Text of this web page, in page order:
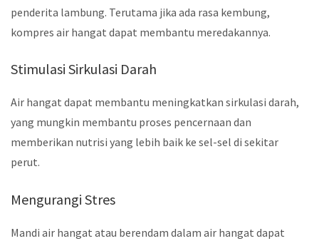
penderita lambung. Terutama jika ada rasa kembung,
kompres air hangat dapat membantu meredakannya.
Stimulasi Sirkulasi Darah
Air hangat dapat membantu meningkatkan sirkulasi darah,
yang mungkin membantu proses pencernaan dan
memberikan nutrisi yang lebih baik ke sel-sel di sekitar
perut.
Mengurangi Stres
Mandi air hangat atau berendam dalam air hangat dapat